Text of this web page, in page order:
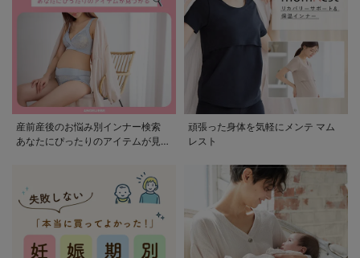
産前産後のお悩み別インナー検索
あなたにぴったりのアイテムが見つ
頑張った身体を気軽にメンテ マム
レスト